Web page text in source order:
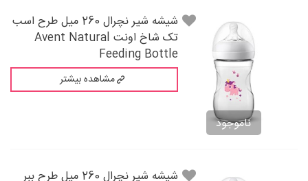
ناموجود
شيشه شير نچرال 260 میل طرح اسب
تک شاخ اونت Avent Natural
Feeding Bottle
مشاهده بیشتر
شيشه شير نچرال 260 میل طرح ببر